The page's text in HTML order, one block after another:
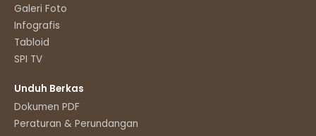
Galeri Foto
Infografis
Tabloid
SPI TV
Unduh Berkas
Dokumen PDF
Peraturan & Perundangan